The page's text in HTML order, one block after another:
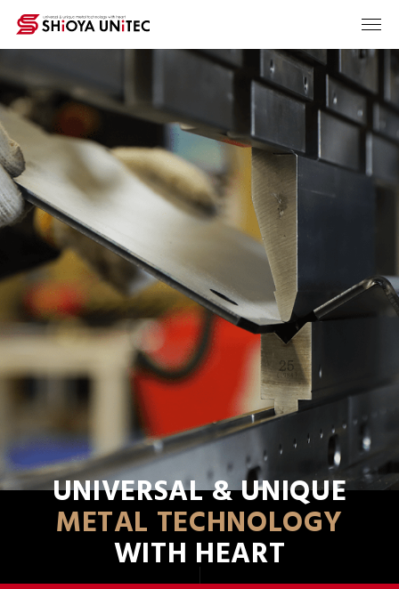
UNIVERSAL & UNIQUE
METAL TECHNOLOGY
WITH HEART